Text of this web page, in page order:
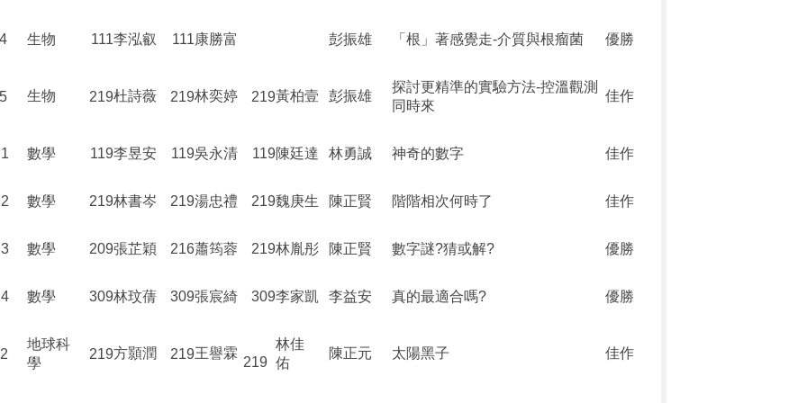
生物 111李泓叡 111康勝富 彭振雄 「根」著感覺走-介質與根瘤菌 優勝
生物 219杜詩薇 219林奕婷 219黃柏壹 彭振雄
探討更精準的實驗方法-控溫觀測
同時來
佳作
數學 119李昱安 119吳永清 119陳廷達 林勇誠 神奇的數字 佳作
數學 219林書岑 219湯忠禮 219魏庚生 陳正賢 階階相次何時了 佳作
數學 209張芷穎 216蕭筠蓉 219林胤彤 陳正賢 數字謎?猜或解? 優勝
數學 309林玟蒨 309張宸綺 309李家凱 李益安 真的最適合嗎? 優勝
地球科
學
219方顥潤 219王譽霖
219
林佳
佑
陳正元 太陽黑子 佳作